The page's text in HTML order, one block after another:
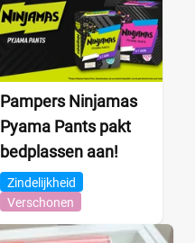
Pampers Ninjamas
Pyama Pants pakt
bedplassen aan!
Zindelijkheid
Verschonen